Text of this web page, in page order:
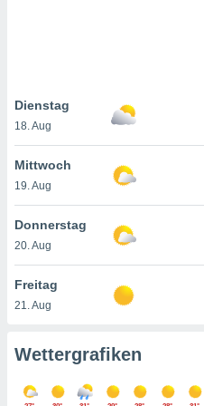
nicht
können
von
Sie
und
Dienstag
18. Aug
Mittwoch
19. Aug
Donnerstag
20. Aug
Freitag
21. Aug
Wettergrafiken